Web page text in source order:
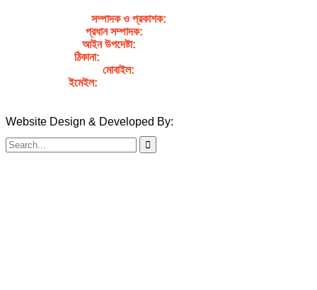
সম্পাদক ও প্রকাশক:
প্রধান সম্পাদক:
আইন উপদেষ্টা:
ঠিকানা:
মোবাইল:
ইমেইল:
Website Design & Developed By: